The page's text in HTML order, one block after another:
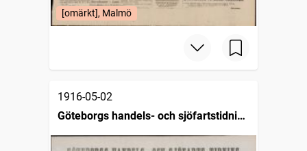
[omärkt], Malmö
1916-05-02
Göteborgs handels- och sjöfartstidning
(1832)